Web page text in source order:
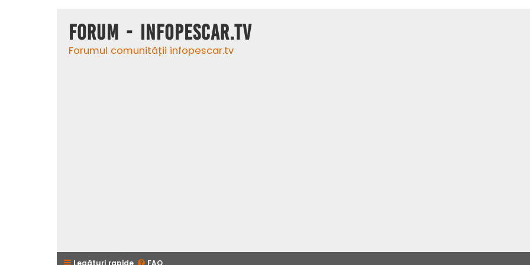
Forum - InfoPescar.Tv
Forumul comunității infopescar.tv
Legături rapide FAQ